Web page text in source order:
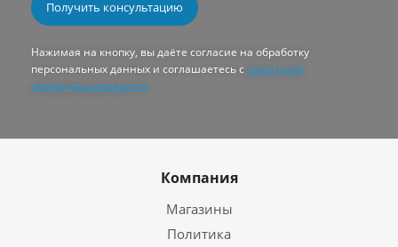
Нажимая на кнопку, вы даёте согласие на обработку
персональных данных и соглашаетесь с политикой
конфиденциальности
Компания
Магазины
Политика